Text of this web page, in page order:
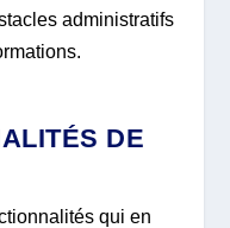
administratifs
DE
qui en